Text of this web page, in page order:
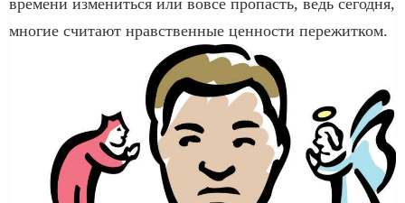
многие считают нравственные ценности пережитком.